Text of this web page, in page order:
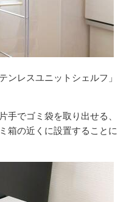
ンレスユニットシェルフ」
手でゴミ袋を取り出せる、
箱の近くに設置することに